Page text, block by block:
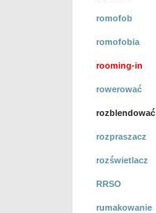
romofob
romofobia
rooming-in
rowerować
rozblendować
rozpraszacz
rozświetlacz
RRSO
rumakowanie